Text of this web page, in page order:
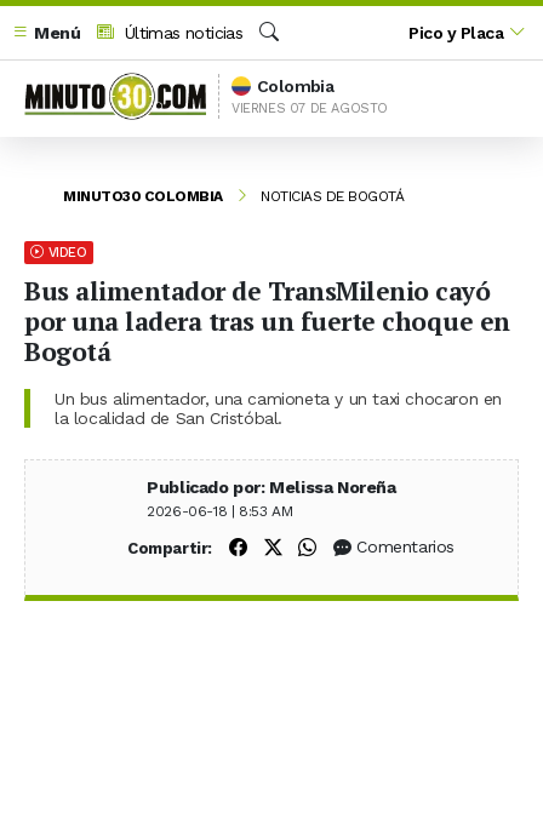
Menú
Últimas noticias
Buscar
Pico y Placa
Colombia
VIERNES 07 DE AGOSTO
MINUTO30 COLOMBIA NOTICIAS DE BOGOTÁ
VIDEO
Bus alimentador de TransMilenio cayó
por una ladera tras un fuerte choque en
Bogotá
Un bus alimentador, una camioneta y un taxi chocaron en
la localidad de San Cristóbal.
Publicado por: Melissa Noreña
2026-06-18 | 8:53 AM
Compartir: Compartir en Facebook
Compartir en X (Twitter)
Compartir en WhatsApp
Comentarios